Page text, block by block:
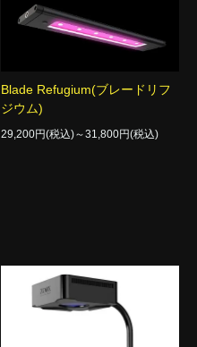
Blade Refugium(ブレードリフ
ジウム)
29,200円(税込)～31,800円(税込)